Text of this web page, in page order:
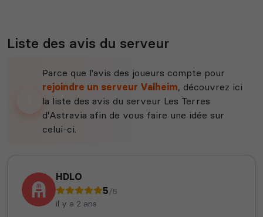
Liste des avis du serveur
Parce que l'avis des joueurs compte pour
rejoindre un serveur Valheim, découvrez ici
la liste des avis du serveur Les Terres
d'Astravia afin de vous faire une idée sur
celui-ci.
HDLO
5/5
il y a 2 ans